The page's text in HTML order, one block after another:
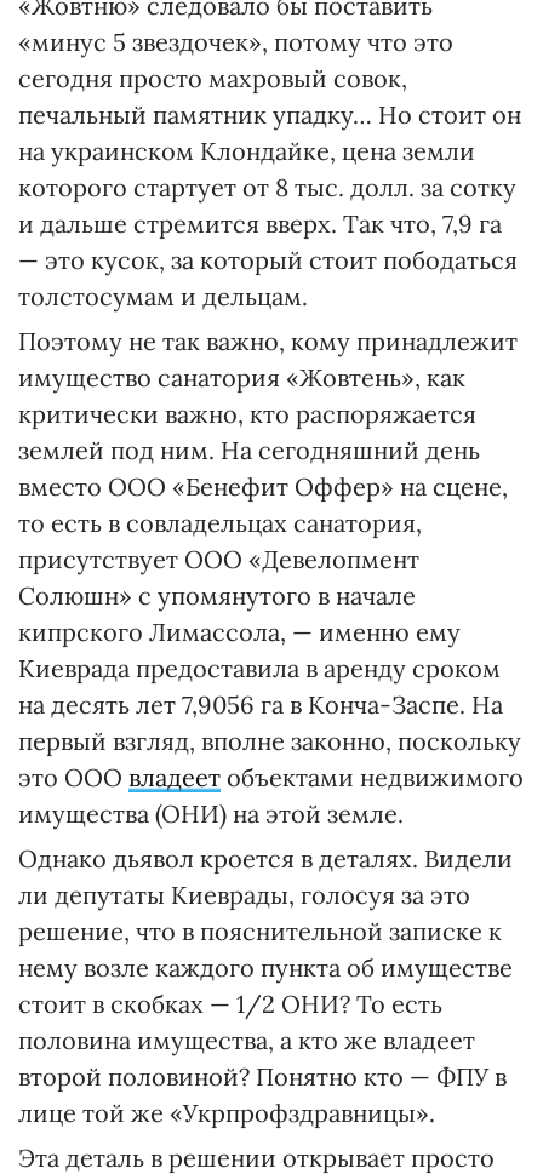
«минус 5 звездочек», потому что это
сегодня просто махровый совок,
печальный памятник упадку… Но стоит он
на украинском Клондайке, цена земли
которого стартует от 8 тыс. долл. за сотку
и дальше стремится вверх. Так что, 7,9 га
— это кусок, за который стоит пободаться
толстосумам и дельцам.
Поэтому не так важно, кому принадлежит
имущество санатория «Жовтень», как
критически важно, кто распоряжается
землей под ним. На сегодняшний день
вместо ООО «Бенефит Оффер» на сцене,
то есть в совладельцах санатория,
присутствует ООО «Девелопмент
Солюшн» с упомянутого в начале
кипрского Лимассола, — именно ему
Киеврада предоставила в аренду сроком
на десять лет 7,9056 га в Конча-Заспе. На
первый взгляд, вполне законно, поскольку
это ООО владеет объектами недвижимого
имущества (ОНИ) на этой земле.
Однако дьявол кроется в деталях. Видели
ли депутаты Киеврады, голосуя за это
решение, что в пояснительной записке к
нему возле каждого пункта об имуществе
стоит в скобках — 1/2 ОНИ? То есть
половина имущества, а кто же владеет
второй половиной? Понятно кто — ФПУ в
лице той же «Укрпрофздравницы».
Эта деталь в решении открывает просто